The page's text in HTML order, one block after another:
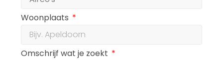
Woonplaats
Omschrijf wat je zoekt